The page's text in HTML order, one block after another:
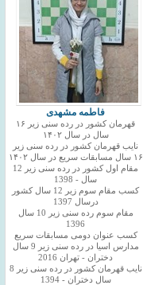
فاطمه مشهدی
قهرمان کشور در رده سنی زیر ۱۶
سال در سال ۱۴۰۲
نایب قهرمان کشور در رده سنی زیر
۱۶ سال مسابقات سریع در سال ۱۴۰۲
مقام اول کشور در رده سنی زیر 12
سال - 1398
کسب مقام سوم زیر 12 سال کشور
درسال 1397
مقام سوم رده سنی زیر 10 سال
1396
کسب عنوان دومی مسابقات سریع
مدارس اسیا در رده سنی زیر 9 سال
دختران - تهران 2016
نایب قهرمان کشور در رده سنی زیر 8
سال دختران - 1394